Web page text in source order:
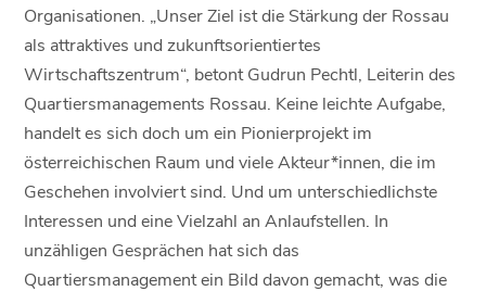
Organisationen. „Unser Ziel ist die Stärkung der Rossau
als attraktives und zukunftsorientiertes
Wirtschaftszentrum“, betont Gudrun Pechtl, Leiterin des
Quartiersmanagements Rossau. Keine leichte Aufgabe,
handelt es sich doch um ein Pionierprojekt im
österreichischen Raum und viele Akteur*innen, die im
Geschehen involviert sind. Und um unterschiedlichste
Interessen und eine Vielzahl an Anlaufstellen. In
unzähligen Gesprächen hat sich das
Quartiersmanagement ein Bild davon gemacht, was die